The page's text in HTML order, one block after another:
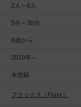
2人～6人
5分～30分
8歳から
2019年～
未登録
フラックス（Fluxx）